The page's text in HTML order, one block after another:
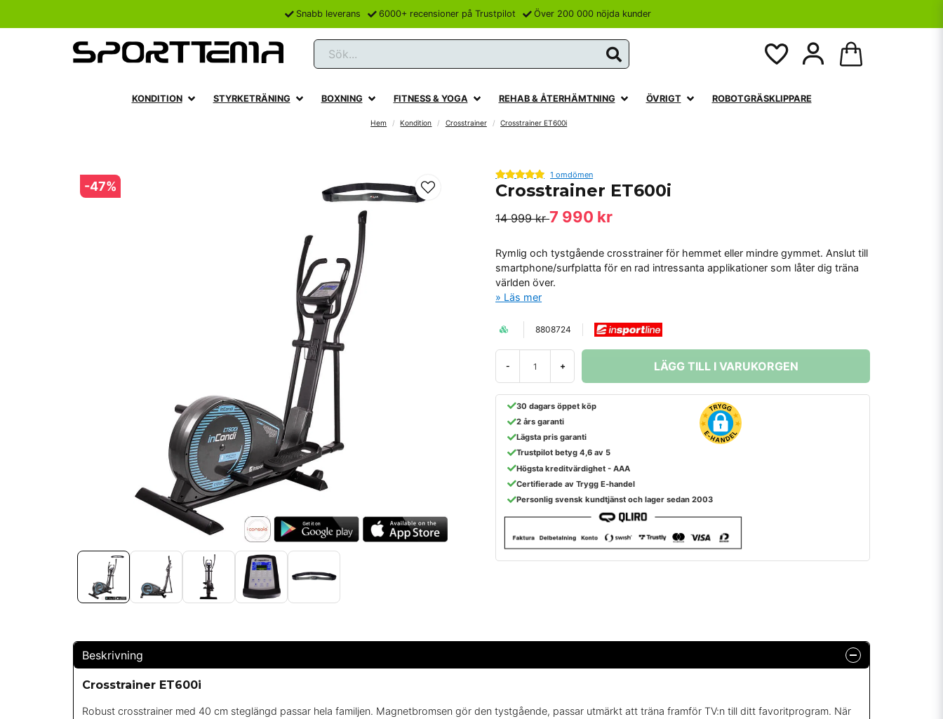
Snabb leverans 6000+ recensioner på Trustpilot Över 200 000 nöjda kunder
Sök...
KONDITION STYRKETRÄNING BOXNING FITNESS & YOGA REHAB & ÅTERHÄMTNING ÖVRIGT ROBOTGRÄSKLIPPARE
Hem Kondition Crosstrainer Crosstrainer ET600i
-47%
1 omdömen
Crosstrainer ET600i
14 999 kr7 990 kr
Rymlig och tystgående crosstrainer för hemmet eller mindre gymmet. Anslut till
smartphone/surfplatta för en rad intressanta applikationer som låter dig träna
världen över.
Läs mer
8808724
- + LÄGG TILL I VARUKORGEN
30 dagars öppet köp
2 års garanti
Lägsta pris garanti
Trustpilot betyg 4,6 av 5
Högsta kreditvärdighet - AAA
Certifierade av Trygg E-handel
Personlig svensk kundtjänst och lager sedan 2003
Beskrivning
Crosstrainer ET600i
Robust crosstrainer med 40 cm steglängd passar hela familjen. Magnetbromsen gör den tystgående, passar utmärkt att träna framför TV:n till ditt favoritprogram. När